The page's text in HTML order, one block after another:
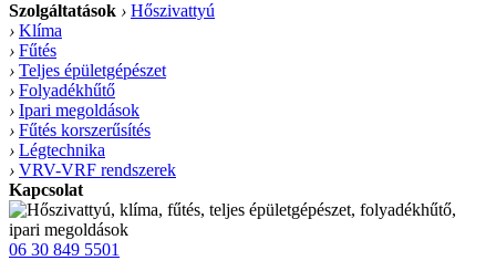
Szolgáltatások › Hőszivattyú
› Klíma
› Fűtés
› Teljes épületgépészet
› Folyadékhűtő
› Ipari megoldások
› Fűtés korszerűsítés
› Légtechnika
› VRV-VRF rendszerek
Kapcsolat
06 30 849 5501